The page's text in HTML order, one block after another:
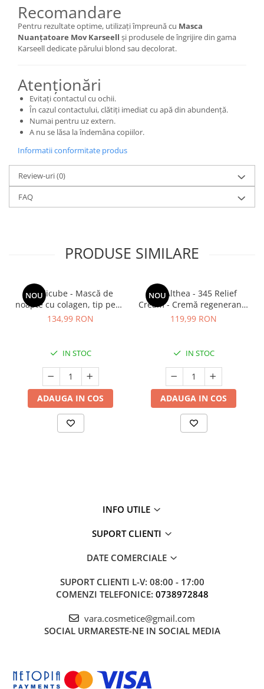
Recomandare
Pentru rezultate optime, utilizați împreună cu Masca
Nuanțatoare Mov Karseell și produsele de îngrijire din gama
Karseell dedicate părului blond sau decolorat.
Atenționări
Evitați contactul cu ochii.
În cazul contactului, clătiți imediat cu apă din abundență.
Numai pentru uz extern.
A nu se lăsa la îndemâna copiilor.
Informatii conformitate produs
Review-uri(0)
FAQ
PRODUSE SIMILARE
NOU
Medicube - Mască de
noapte cu colagen, tip peel-
off (se îndepărtează prin
75 ml
134,99 RON
IN STOC
ADAUGA IN COS
NOU
Dr. Althea - 345 Relief
Cream - Cremă regenerantă
pentru față - 50 ml
119,99 RON
IN STOC
ADAUGA IN COS
INFO UTILE
SUPORT CLIENTI
DATE COMERCIALE
SUPORT CLIENTI L-V: 08:00 - 17:00
COMENZI TELEFONICE: 0738972848
vara.cosmetice@gmail.com
SOCIAL URMARESTE-NE IN SOCIAL MEDIA